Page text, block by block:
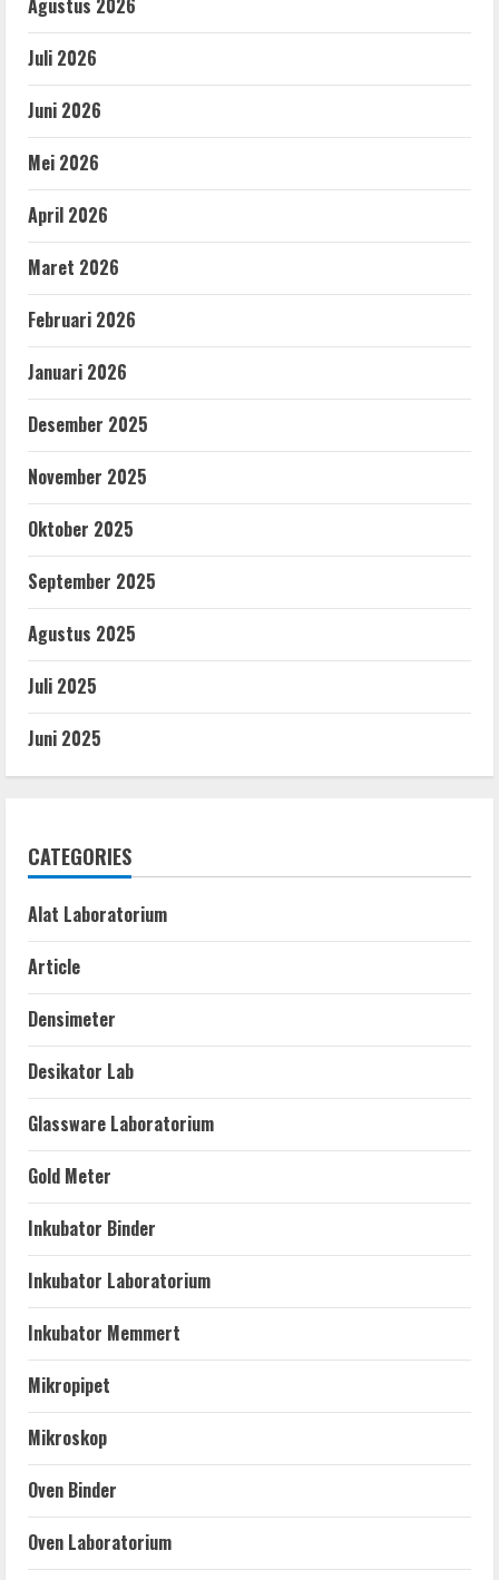
Agustus 2026
Juli 2026
Juni 2026
Mei 2026
April 2026
Maret 2026
Februari 2026
Januari 2026
Desember 2025
November 2025
Oktober 2025
September 2025
Agustus 2025
Juli 2025
Juni 2025
CATEGORIES
Alat Laboratorium
Article
Densimeter
Desikator Lab
Glassware Laboratorium
Gold Meter
Inkubator Binder
Inkubator Laboratorium
Inkubator Memmert
Mikropipet
Mikroskop
Oven Binder
Oven Laboratorium